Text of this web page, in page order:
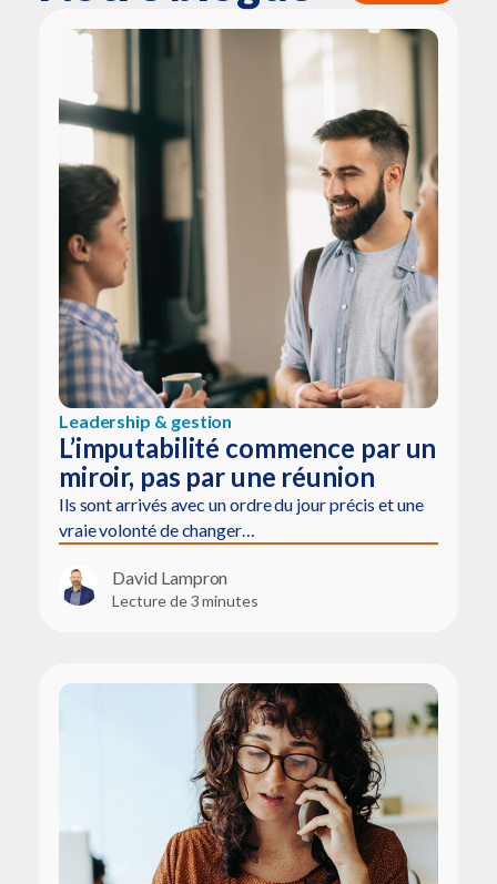
Leadership & gestion
L’imputabilité commence par un
miroir, pas par une réunion
Ils sont arrivés avec un ordre du jour précis et une
vraie volonté de changer…
David Lampron
Lecture de 3 minutes